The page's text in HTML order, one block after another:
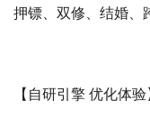
押镖、双修、结婚、
【自研引擎 优化体验